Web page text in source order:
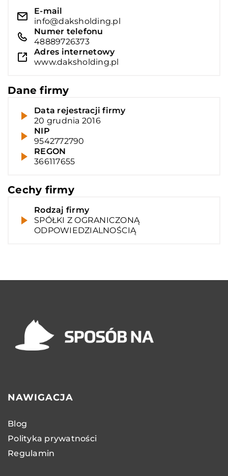
E-mail
info@daksholding.pl
Numer telefonu
48889726373
Adres internetowy
www.daksholding.pl
Dane firmy
Data rejestracji firmy
20 grudnia 2016
NIP
9542772790
REGON
366117655
Cechy firmy
Rodzaj firmy
SPÓŁKI Z OGRANICZONĄ
ODPOWIEDZIALNOŚCIĄ
NAWIGACJA
Blog
Polityka prywatności
Regulamin